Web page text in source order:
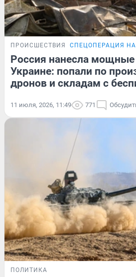
ПРОИСШЕСТВИЯ СПЕЦОПЕРАЦИЯ
Россия нанесла
Украине: попали по
дронов и складам с
11 июля, 2026, 11:49 771
ПОЛИТИКА